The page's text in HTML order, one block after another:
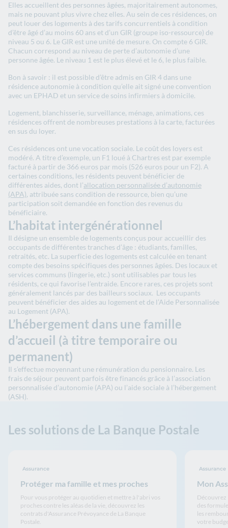
Elles accueillent des personnes âgées, majoritairement autonomes,
mais ne pouvant plus vivre chez elles. Au sein de ces résidences, on
peut louer des logements à des tarifs concurrentiels à condition
d’être âgé d’au moins 60 ans et d’un GIR (groupe iso-ressource) de
niveau 5 ou 6. Le GIR est une unité de mesure. On compte 6 GIR.
Chacun correspond au niveau de perte d’autonomie d’une
personne âgée. Le niveau 1 est le plus élevé et le 6, le plus faible.
Bon à savoir : il est possible d’être admis en GIR 4 dans une
résidence autonomie à condition qu’elle ait signé une convention
avec un EPHAD et un service de soins infirmiers à domicile.
Logement, blanchisserie, surveillance, ménage, animations, ces
résidences offrent de nombreuses prestations à la carte, facturées
en sus du loyer.
Ces résidences ont une vocation sociale. Le coût des loyers est
modéré. A titre d’exemple, un F1 loué à Chartres est par exemple
facturé à partir de 366 euros par mois (526 euros pour un F2). A
certaines conditions, les résidents peuvent bénéficier de
différentes aides, dont l’allocation personnalisée d’autonomie
(APA), attribuée sans condition de ressource, bien qu’une
participation soit demandée en fonction des revenus du
bénéficiaire.
L’habitat intergénérationnel
Il désigne un ensemble de logements conçus pour accueillir des
occupants de différentes tranches d’âge : étudiants, familles,
retraités, etc. La superficie des logements est calculée en tenant
compte des besoins spécifiques des personnes âgées. Des locaux et
services communs (lingerie, etc.) sont utilisables par tous les
résidents, ce qui favorise l’entraide. Encore rares, ces projets sont
généralement lancés par des bailleurs sociaux. Les occupants
peuvent bénéficier des aides au logement et de l’Aide Personnalisée
au Logement (APA).
L’hébergement dans une famille
d’accueil (à titre temporaire ou
permanent)
Il s’effectue moyennant une rémunération du pensionnaire. Les
frais de séjour peuvent parfois être financés grâce à l’association
personnalisée d’autonomie (APA) ou l’aide sociale à l’hébergement
(ASH).
Les solutions de La Banque Postale
Protéger ma famille et mes proches
Assurance
Pour vous protéger au quotidien et mettre à l'abri vos
proches contre les aléas de la vie, découvrez les
contrats d'Assurance Prévoyance de La Banque
Postale.
Mon
Assurance
Découvrez
des
les
votre